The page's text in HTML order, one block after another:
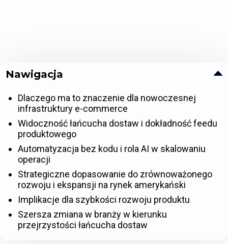
Nawigacja
Dlaczego ma to znaczenie dla nowoczesnej
infrastruktury e-commerce
Widoczność łańcucha dostaw i dokładność feedu
produktowego
Automatyzacja bez kodu i rola AI w skalowaniu
operacji
Strategiczne dopasowanie do zrównoważonego
rozwoju i ekspansji na rynek amerykański
Implikacje dla szybkości rozwoju produktu
Szersza zmiana w branży w kierunku
przejrzystości łańcucha dostaw